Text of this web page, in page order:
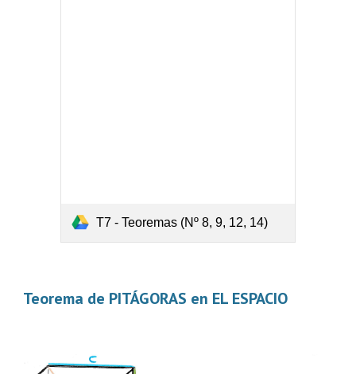
T7 - Teoremas (Nº 8, 9, 12, 14)
Teorema de PITÁGORAS en EL ESPACIO